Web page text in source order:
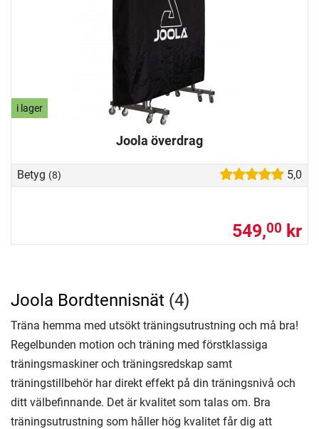
i lager
Joola överdrag
Betyg (8) 5,0
549,00 kr
Joola Bordtennisnät (4)
Träna hemma med utsökt träningsutrustning och må bra!
Regelbunden motion och träning med förstklassiga
träningsmaskiner och träningsredskap samt
träningstillbehör har direkt effekt på din träningsnivå och
ditt välbefinnande. Det är kvalitet som talas om. Bra
träningsutrustning som håller hög kvalitet får dig att